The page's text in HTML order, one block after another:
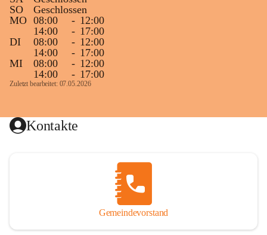
SO
Geschlossen
MO 08:00 - 12:00
14:00
- 17:00
DI
08:00 - 12:00
14:00
- 17:00
MI
08:00 - 12:00
14:00
- 17:00
Zuletzt bearbeitet: 07.05.2026
Kontakte
Gemeindevorstand